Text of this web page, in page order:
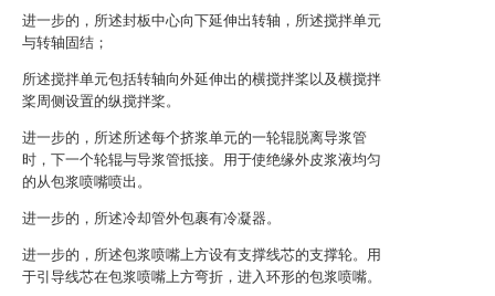
进一步的，所述封板中心向下延伸出转轴，所述搅拌单元
与转轴固结；
所述搅拌单元包括转轴向外延伸出的横搅拌桨以及横搅拌
桨周侧设置的纵搅拌桨。
进一步的，所述所述每个挤浆单元的一轮辊脱离导浆管
时，下一个轮辊与导浆管抵接。用于使绝缘外皮浆液均匀
的从包浆喷嘴喷出。
进一步的，所述冷却管外包裹有冷凝器。
进一步的，所述包浆喷嘴上方设有支撑线芯的支撑轮。用
于引导线芯在包浆喷嘴上方弯折，进入环形的包浆喷嘴。